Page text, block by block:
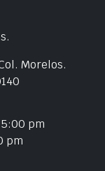
Morelos.
pm
pm